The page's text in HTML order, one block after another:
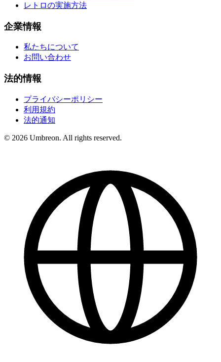
レトロの実施方法
企業情報
私たちについて
お問い合わせ
法的情報
プライバシーポリシー
利用規約
法的通知
© 2026 Umbreon. All rights reserved.